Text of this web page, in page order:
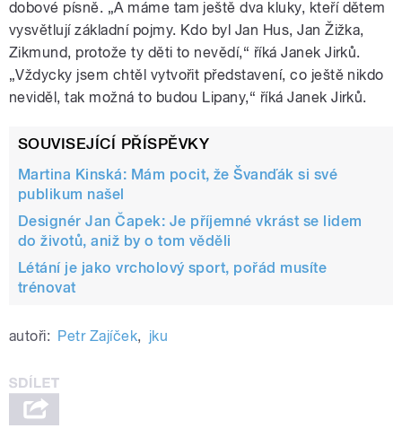
dobové písně. „A máme tam ještě dva kluky, kteří dětem
vysvětlují základní pojmy. Kdo byl Jan Hus, Jan Žižka,
Zikmund, protože ty děti to nevědí,“ říká Janek Jirků.
„Vždycky jsem chtěl vytvořit představení, co ještě nikdo
neviděl, tak možná to budou Lipany,“ říká Janek Jirků.
SOUVISEJÍCÍ PŘÍSPĚVKY
Martina Kinská: Mám pocit, že Švanďák si své
publikum našel
Designér Jan Čapek: Je příjemné vkrást se lidem
do životů, aniž by o tom věděli
Létání je jako vrcholový sport, pořád musíte
trénovat
autoři: Petr Zajíček, jku